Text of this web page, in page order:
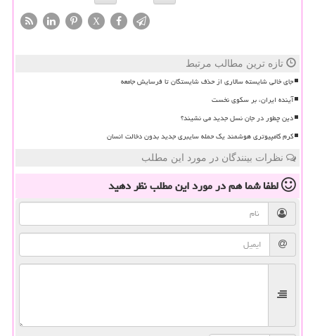
X
تازه ترین مطالب مرتبط
جای خالی شایسته سالاری از حذف شایستگان تا فرسایش جامعه
آینده ایران، بر سکوی نخست
دین چطور در جان نسل جدید می نشیند؟
کرم کامپیوتری هوشمند یک حمله سایبری جدید بدون دخالت انسان
نظرات بینندگان در مورد این مطلب
لطفا شما همدر مورد این مطلبنظر دهید